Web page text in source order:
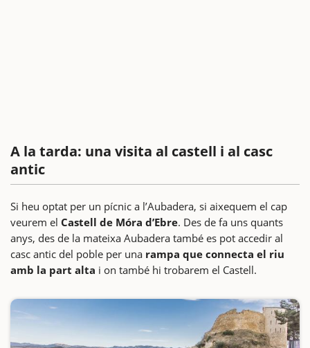
A la tarda: una visita al castell i al casc
antic
Si heu optat per un pícnic a l’Aubadera, si aixequem el cap
veurem el Castell de Móra d’Ebre. Des de fa uns quants
anys, des de la mateixa Aubadera també es pot accedir al
casc antic del poble per una rampa que connecta el riu
amb la part alta i on també hi trobarem el Castell.